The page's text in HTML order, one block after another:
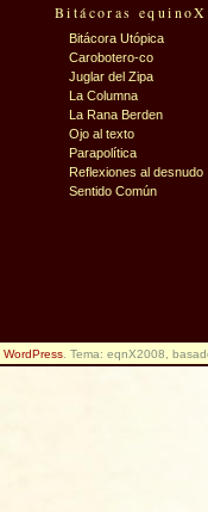
Bitácoras
Bitácora Utópica
Carobotero-co
Juglar del Zipa
La Columna
La Rana Berden
Ojo al texto
Parapolítica
Reflexiones al desnudo
Sentido Común
WordPress . Tema: eqnX2008,